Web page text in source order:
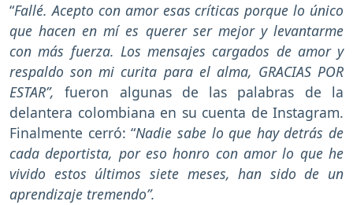
“Fallé. Acepto con amor esas críticas porque lo único
que hacen en mí es querer ser mejor y levantarme
con más fuerza. Los mensajes cargados de amor y
respaldo son mi curita para el alma, GRACIAS POR
ESTAR”,fueron algunas de las palabras de la
delantera colombiana en su cuenta de Instagram.
Finalmente cerró: “Nadie sabe lo que hay detrás de
cada deportista, por eso honro con amor lo que he
vivido estos últimos siete meses, han sido de un
aprendizaje tremendo”.